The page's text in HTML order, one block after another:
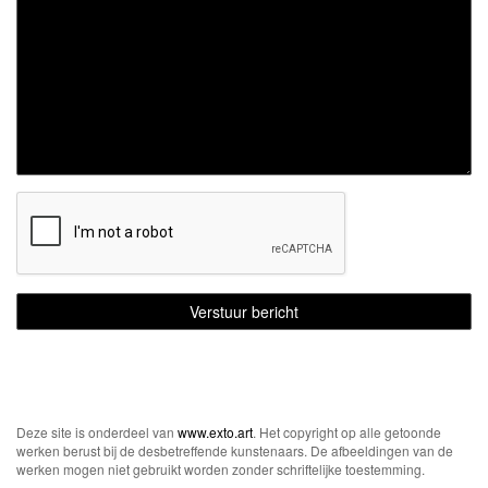
Deze site is onderdeel van www.exto.art. Het copyright op alle getoonde
werken berust bij de desbetreffende kunstenaars. De afbeeldingen van de
werken mogen niet gebruikt worden zonder schriftelijke toestemming.